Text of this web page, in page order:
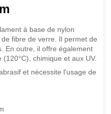
à base de nylon
fibre de verre. Il permet de
En outre, il offre également
chimique et aux UV.
et nécessite l'usage de